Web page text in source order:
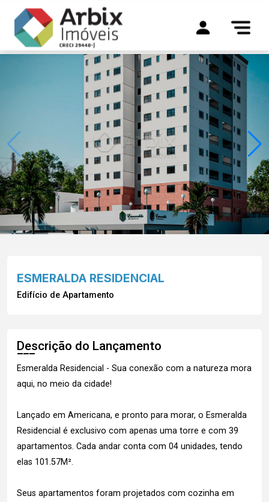
ESMERALDA RESIDENCIAL
Edifício de Apartamento
Descrição do Lançamento
Esmeralda Residencial - Sua conexão com a natureza mora
aqui, no meio da cidade!
Lançado em Americana, e pronto para morar, o Esmeralda
Residencial é exclusivo com apenas uma torre e com 39
apartamentos. Cada andar conta com 04 unidades, tendo
elas 101.57M².
Seus apartamentos foram projetados com cozinha em